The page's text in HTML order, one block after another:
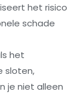
het risico
schade
het
sloten,
je niet alleen